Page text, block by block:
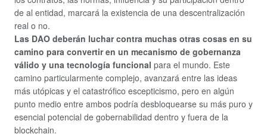
de al entidad, marcará la existencia de una descentralización
real o no.
Las DAO deberán luchar contra muchas otras cosas en su
camino para convertir en un mecanismo de gobernanza
válido y una tecnología funcional para el mundo. Este
camino particularmente complejo, avanzará entre las ideas
más utópicas y el catastrófico escepticismo, pero en algún
punto medio entre ambos podría desbloquearse su más puro y
esencial potencial de gobernabilidad dentro y fuera de la
blockchain.